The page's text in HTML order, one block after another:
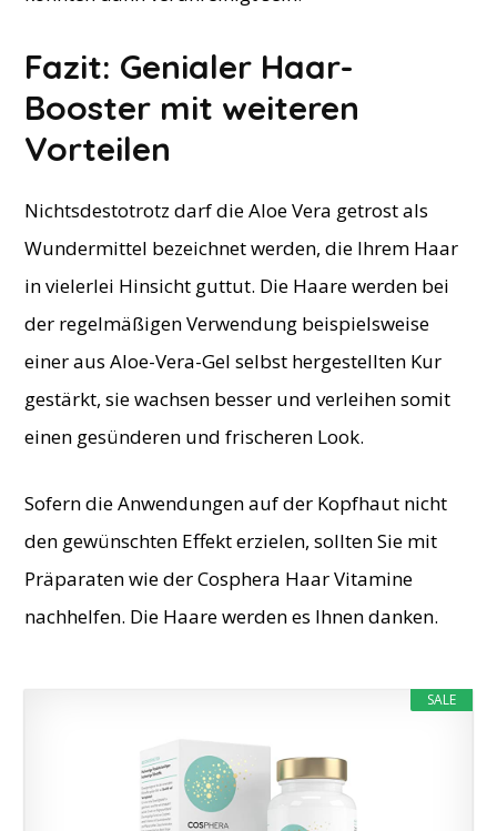
Fazit: Genialer Haar-
Booster mit weiteren
Vorteilen
Nichtsdestotrotz darf die Aloe Vera getrost als
Wundermittel bezeichnet werden, die Ihrem Haar
in vielerlei Hinsicht guttut. Die Haare werden bei
der regelmäßigen Verwendung beispielsweise
einer aus Aloe-Vera-Gel selbst hergestellten Kur
gestärkt, sie wachsen besser und verleihen somit
einen gesünderen und frischeren Look.
Sofern die Anwendungen auf der Kopfhaut nicht
den gewünschten Effekt erzielen, sollten Sie mit
Präparaten wie der Cosphera Haar Vitamine
nachhelfen. Die Haare werden es Ihnen danken.
SALE